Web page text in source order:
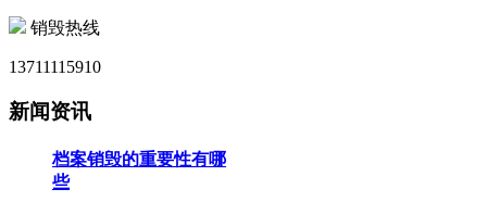
销毁热线
13711115910
新闻资讯
档案销毁的重要性有哪
些